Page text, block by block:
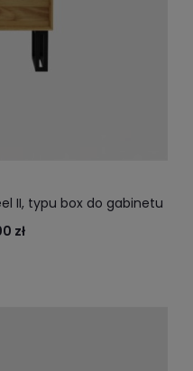
II, typu box do gabinetu
zł